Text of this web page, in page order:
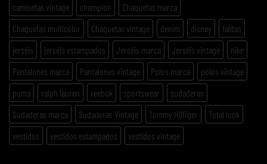
camisetas vintage
champion
Chaquetas marca
Chaquetas multicolor
Chaquetas vintage denim disney
faldas
jerséis
jerséis estampados Jerséis marca Jerséis vintage
nike
Pantalones marca
Pantalones vintage Polos marca
polos vintage
puma
ralph lauren reebok sportswear
sudaderas
Sudaderas marca
Sudaderas Vintage Tommy Hilfiger
Total look
vestidos
vestidos estampados vestidos vintage